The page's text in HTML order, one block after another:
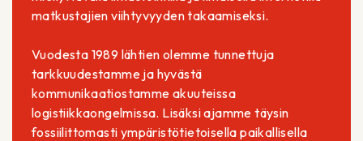
matkustajien viihtyvyyden takaamiseksi.
Vuodesta 1989 lähtien olemme tunnettuja
tarkkuudestamme ja hyvästä
kommunikaatiostamme akuuteissa
logistiikkaongelmissa. Lisäksi ajamme täysin
fossiilittomasti ympäristötietoisella paikallisella